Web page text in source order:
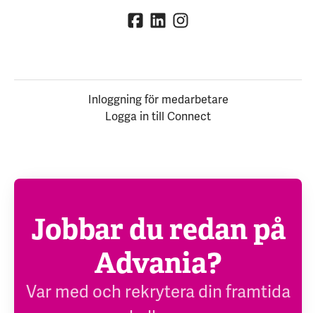
Inloggning för medarbetare
Logga in till Connect
Jobbar du redan på
Advania?
Var med och rekrytera din framtida